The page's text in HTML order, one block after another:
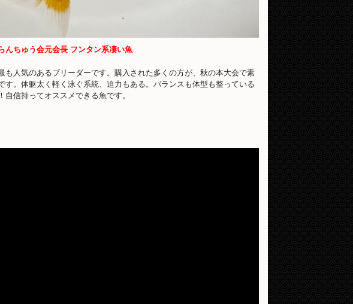
んちゅう会元会長 フンタン系凄い魚
人気のあるブリーダーです。購入された多くの方が、秋の本大会で素
。体躯太く軽く泳ぐ系統、迫力もある。バランスも体型も整っている
信持ってオススメできる魚です。